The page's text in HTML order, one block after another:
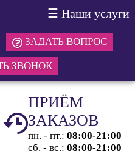
☰ Наши услуги
ЗАДАТЬ ВОПРОС
ЗВОНОК
ПРИЁМ
ЗАКАЗОВ
пн. - пт.: 08:00-21:00
сб. - вс.: 08:00-21:00